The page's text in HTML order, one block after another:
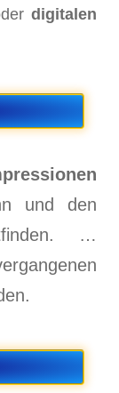
digitalen
und den
…